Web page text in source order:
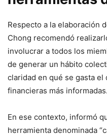
Respecto a la elaboración
Chong recomendó
involucrar a todos los
de generar un hábito
claridad en qué se gasta
financieras más informadas.
En ese contexto, informó
herramienta denominada